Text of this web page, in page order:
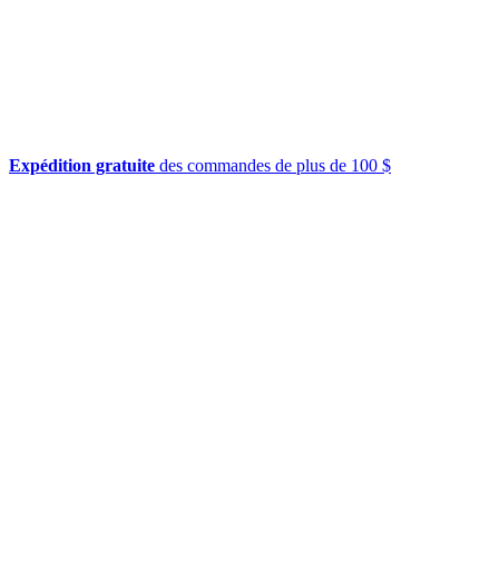
Expédition gratuite des commandes de plus de 100 $